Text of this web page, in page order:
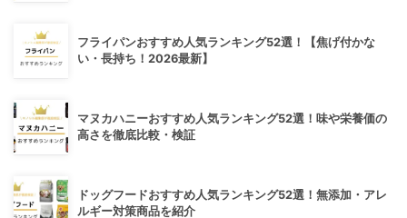
フライパンおすすめ人気ランキング52選！【焦げ付かな
い・長持ち！2026最新】
マヌカハニーおすすめ人気ランキング52選！味や栄養価の
高さを徹底比較・検証
ドッグフードおすすめ人気ランキング52選！無添加・アレ
ルギー対策商品を紹介